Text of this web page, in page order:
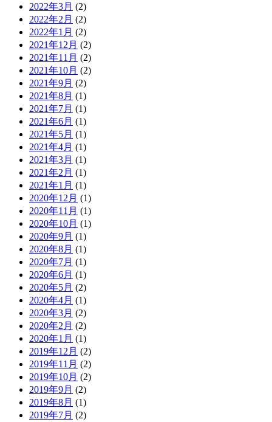
2022年3月 (2)
2022年2月 (2)
2022年1月 (2)
2021年12月 (2)
2021年11月 (2)
2021年10月 (2)
2021年9月 (2)
2021年8月 (1)
2021年7月 (1)
2021年6月 (1)
2021年5月 (1)
2021年4月 (1)
2021年3月 (1)
2021年2月 (1)
2021年1月 (1)
2020年12月 (1)
2020年11月 (1)
2020年10月 (1)
2020年9月 (1)
2020年8月 (1)
2020年7月 (1)
2020年6月 (1)
2020年5月 (2)
2020年4月 (1)
2020年3月 (2)
2020年2月 (2)
2020年1月 (1)
2019年12月 (2)
2019年11月 (2)
2019年10月 (2)
2019年9月 (2)
2019年8月 (1)
2019年7月 (2)